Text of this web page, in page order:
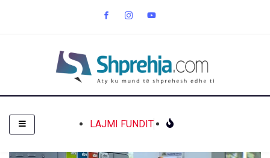
LAJMI FUNDIT